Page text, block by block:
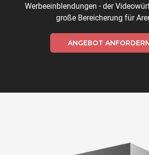
Werbeeinblendungen - der
große Bereicherung für
ANGEBOT